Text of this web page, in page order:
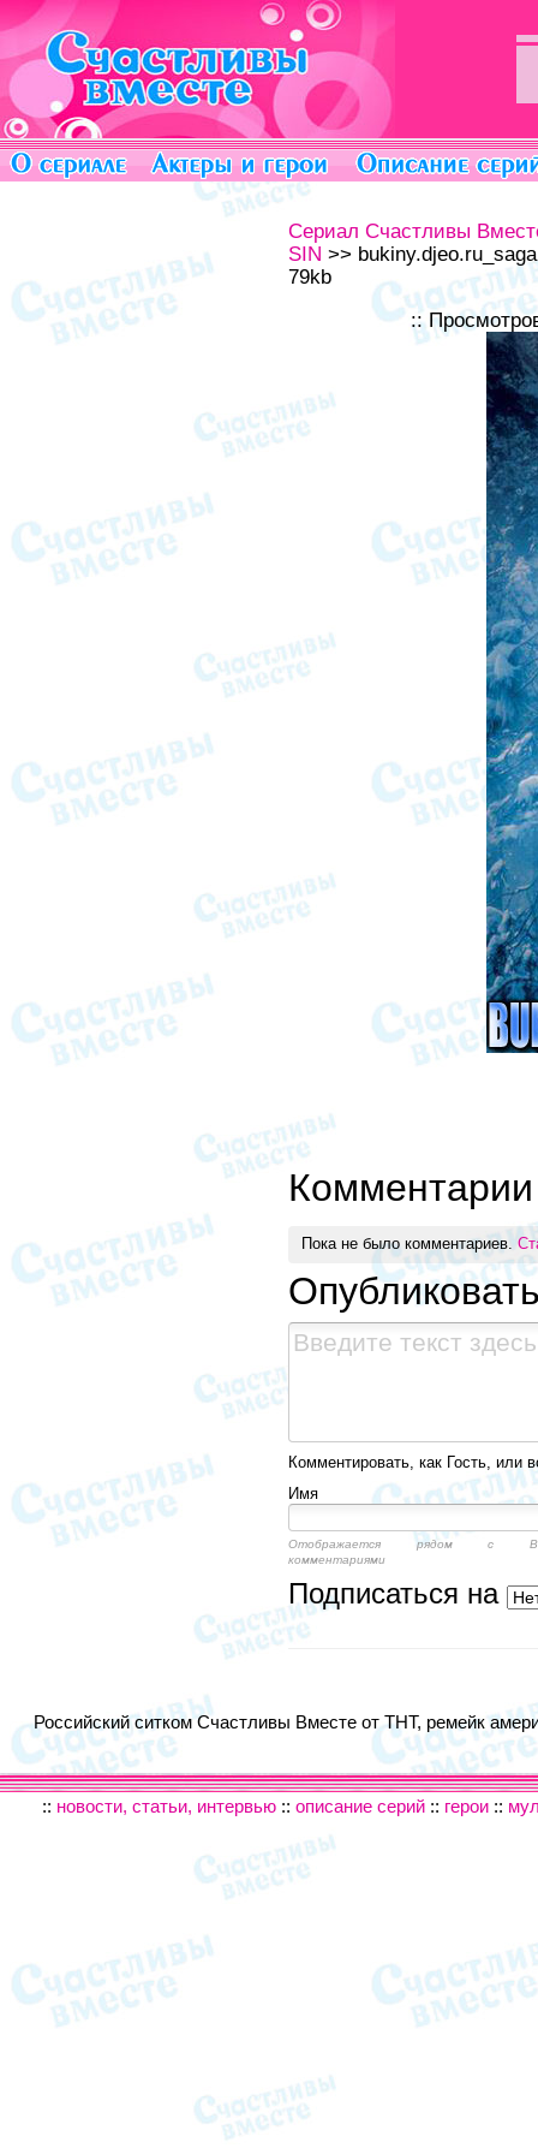
Сериал Счастливы
SIN >>
79kb
::
Комментарии
Пока не было комментариев.
Комментировать, как Гость, или
Имя
Отображается рядом с
комментариями
Подписаться на
Российский ситком Счастливы Вместе от ТНТ, ремейк
:: новости, статьи, интервью :: описание серий :: герои ::